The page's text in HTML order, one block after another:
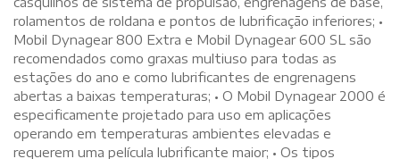
rolamentos de roldana e pontos de lubrificação inferiores; •
Mobil Dynagear 800 Extra e Mobil Dynagear 600 SL são
recomendados como graxas multiuso para todas as
estações do ano e como lubrificantes de engrenagens
abertas a baixas temperaturas; • O Mobil Dynagear 2000 é
especificamente projetado para uso em aplicações
operando em temperaturas ambientes elevadas e
requerem uma película lubrificante maior; • Os tipos